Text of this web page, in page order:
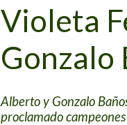
Violeta
Gonzalo
Alberto y Gonzalo
proclamado